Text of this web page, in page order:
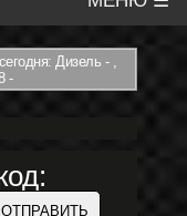
Дизель - ,
-